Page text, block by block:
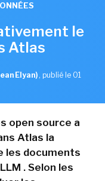
le
Atlas
Elyan) , publié le 01
open source a
Atlas la
les documents
. Selon les